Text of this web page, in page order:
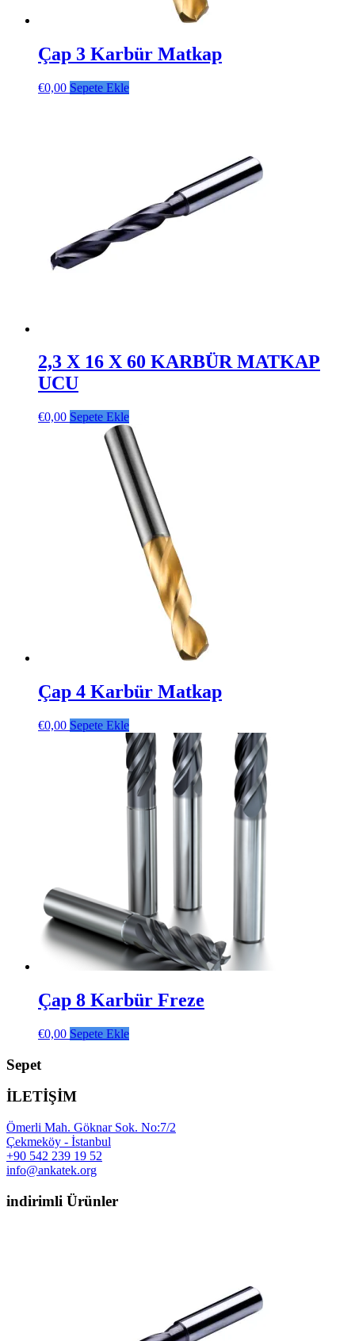
Çap 3 Karbür Matkap
€0,00 Sepete Ekle
2,3 X 16 X 60 KARBÜR MATKAP
UCU
€0,00 Sepete Ekle
Çap 4 Karbür Matkap
€0,00 Sepete Ekle
Çap 8 Karbür Freze
€0,00 Sepete Ekle
Sepet
İLETİŞİM
Ömerli Mah. Göknar Sok. No:7/2
Çekmeköy - İstanbul
+90 542 239 19 52
info@ankatek.org
indirimli Ürünler